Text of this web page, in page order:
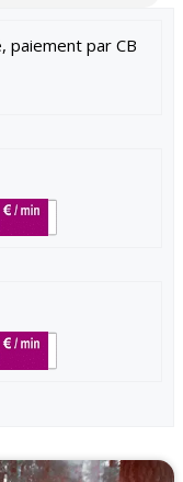
paiement par CB